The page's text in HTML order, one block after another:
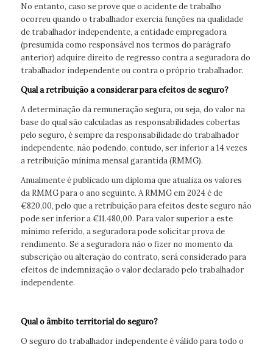
No entanto, caso se prove que o acidente de trabalho
ocorreu quando o trabalhador exercia funções na qualidade
de trabalhador independente, a entidade empregadora
(presumida como responsável nos termos do parágrafo
anterior) adquire direito de regresso contra a seguradora do
trabalhador independente ou contra o próprio trabalhador.
Qual a retribuição a considerar para efeitos de seguro?
A determinação da remuneração segura, ou seja, do valor na
base do qual são calculadas as responsabilidades cobertas
pelo seguro, é sempre da responsabilidade do trabalhador
independente, não podendo, contudo, ser inferior a 14 vezes
a retribuição mínima mensal garantida (RMMG).
Anualmente é publicado um diploma que atualiza os valores
da RMMG para o ano seguinte. A RMMG em 2024 é de
€820,00, pelo que a retribuição para efeitos deste seguro não
pode ser inferior a €11.480,00. Para valor superior a este
mínimo referido, a seguradora pode solicitar prova de
rendimento. Se a seguradora não o fizer no momento da
subscrição ou alteração do contrato, será considerado para
efeitos de indemnização o valor declarado pelo trabalhador
independente.
Qual o âmbito territorial do seguro?
O seguro do trabalhador independente é válido para todo o